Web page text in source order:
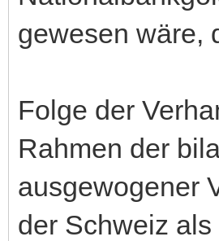
gewesen wäre,
Folge der
Rahmen der
ausgewogener
der Schweiz